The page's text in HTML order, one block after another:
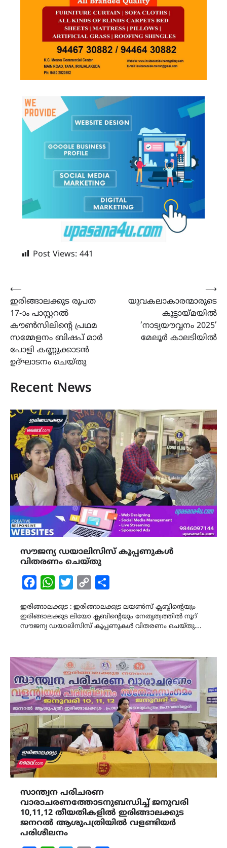
Post Views: 441
Post
navigation
⟵
ഇരിങ്ങാലക്കുട രൂപത
17-ാം പാസ്റ്ററൽ
കൗൺസിലിൻ്റെ പ്രഥമ
സമ്മേളനം ബിഷപ് മാർ
പോളി കണ്ണുക്കാടൻ
ഉദ്ഘാടനം ചെയ്തു
യുവകലാകാരന്മാരുടെ
കൂട്ടായ്മയിൽ
‘നാട്യയൗവ്വനം 2025’
മേലൂർ കാലടിയിൽ
⟶
Recent News
സൗജന്യ ഡയാലിസിസ് കൂപ്പണുകൾ
വിതരണം ചെയ്തു
FacebookWhatsAppTwitterCopy
ഇരിങ്ങാലക്കുട : ഇരിങ്ങാലക്കുട ലയൺസ് ക്ലബ്ബിന്‍റെയും
ഇരിങ്ങാലക്കുട ലിയോ ക്ലബിന്‍റെയും നേതൃത്വത്തിൽ നൂറ്
സൗജന്യ ഡയാലിസിസ് കൂപ്പണുകൾ വിതരണം ചെയ്തു.…
സാന്ത്വന പരിചരണ
വാരാചരണത്തോടനുബന്ധിച്ച് ജനുവരി
10,11,12 തീയതികളിൽ ഇരിങ്ങാലക്കുട
ജനറൽ ആശുപത്രിയിൽ വളണ്ടിയർ
പരിശീലനം